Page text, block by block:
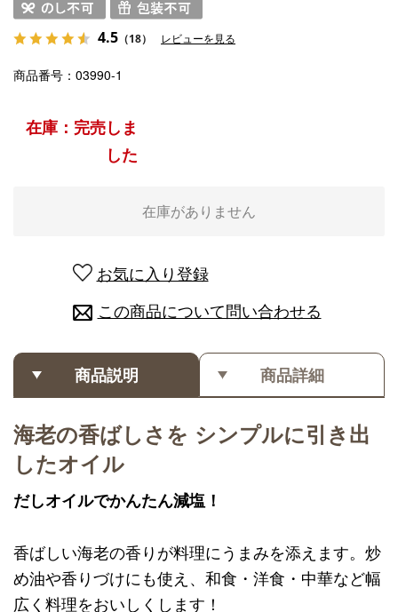
商品番号 03990-1
在庫：完売しま
した
お気に入り登録
在庫がありません
この商品について問い合わせる
4.5 （18） レビューを見る
商品説明 商品詳細
海老の香ばしさを シンプルに引き出
したオイル
だしオイルでかんたん減塩！
香ばしい海老の香りが料理にうまみを添えます。炒
め油や香りづけにも使え、和食・洋食・中華など幅
広く料理をおいしくします！